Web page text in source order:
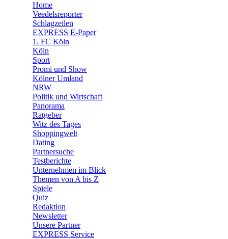
🛒 Shoppingwelt
Home
Veedelsreporter
Schlagzeilen
EXPRESS E-Paper
1. FC Köln
Köln
Sport
Promi und Show
Kölner Umland
NRW
Politik und Wirtschaft
Panorama
Ratgeber
Witz des Tages
Shoppingwelt
Dating
Partnersuche
Testberichte
Unternehmen im Blick
Themen von A bis Z
Spiele
Quiz
Redaktion
Newsletter
Unsere Partner
EXPRESS Service